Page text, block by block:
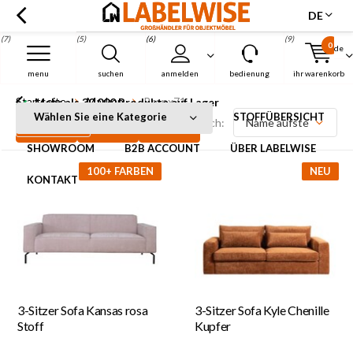
de
suchen
(5)
anmelden
(6)
menu
(7)
bedienung ihr warenkorb
0
(9)
Menu
DE
Mehr als 30.000 Produkte auf Lager
Wählen Sie eine Kategorie STOFFÜBERSICHT
SHOWROOM B2B ACCOUNT ÜBER LABELWISE
KONTAKT
Startseite Marken
Bronx71
Filter
Sortieren nach:
3-Sitzer Sofa Kansas rosa
Stoff
100+ FARBEN
3-Sitzer Sofa Kyle Chenille
Kupfer
NEU